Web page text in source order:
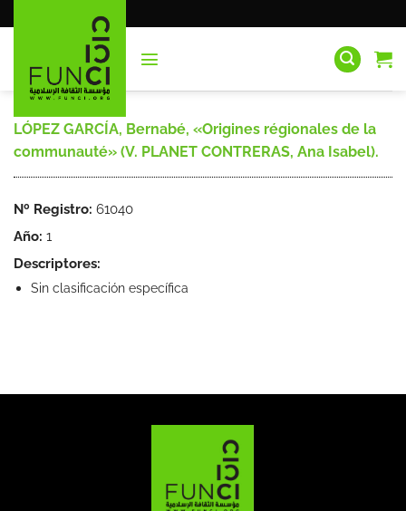
al
LÓPEZ GARCÍA, Bernabé, «Origines régionales de la
communauté» (V. PLANET CONTRERAS, Ana Isabel).
Nº Registro: 61040
Año: 1
Descriptores:
Sin clasificación específica